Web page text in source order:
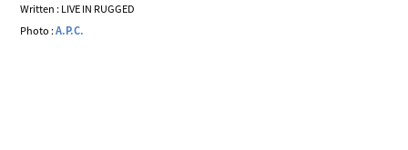
Written : LIVE IN RUGGED
Photo :A.P.C.